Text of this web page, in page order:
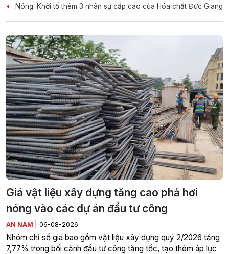
Nóng: Khởi tố thêm 3 nhân sự cấp cao của Hóa chất Đức Giang
Giá vật liệu xây dựng tăng cao phả hơi
nóng vào các dự án đầu tư công
AN NAM 06-08-2026
Nhóm chỉ số giá bao gồm vật liệu xây dựng quý 2/2026 tăng
7,77% trong bối cảnh đầu tư công tăng tốc, tạo thêm áp lực